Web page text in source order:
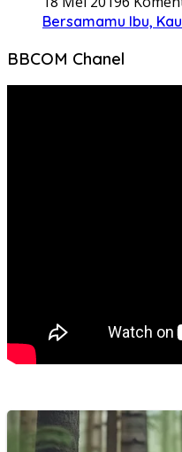
Bersamamu Ibu,
BBCOM Chanel